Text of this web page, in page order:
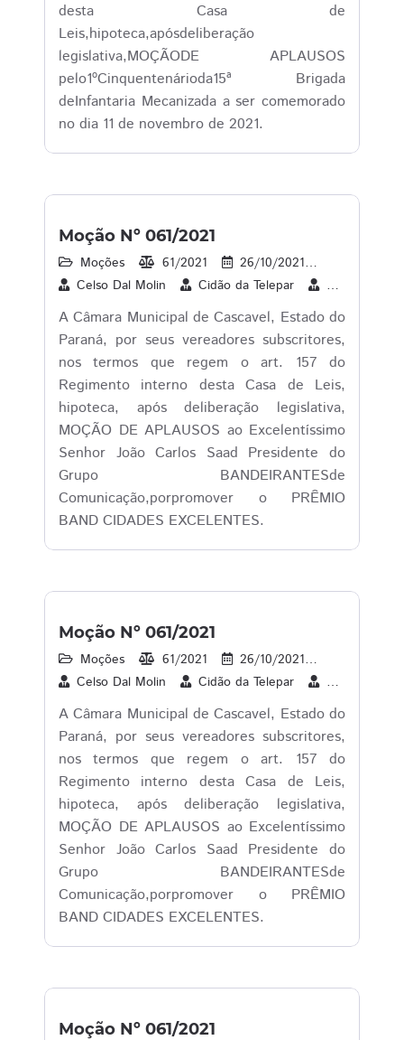
desta Casa de
Leis,hipoteca,apósdeliberação
legislativa,MOÇÃODE APLAUSOS
pelo1ºCinquentenárioda15ª Brigada
deInfantaria Mecanizada a ser comemorado
no dia 11 de novembro de 2021.
Moção Nº 061/2021
Moções 61/2021 26/10/2021
Celso Dal Molin
Cidão da Telepar Cleverson
A Câmara Municipal de Cascavel, Estado do
Paraná, por seus vereadores subscritores,
nos termos que regem o art. 157 do
Regimento interno desta Casa de Leis,
hipoteca, após deliberação legislativa,
MOÇÃO DE APLAUSOS ao Excelentíssimo
Senhor João Carlos Saad Presidente do
Grupo BANDEIRANTESde
Comunicação,porpromover o PRÊMIO
BAND CIDADES EXCELENTES.
Moção Nº 061/2021
Moções 61/2021 26/10/2021
Celso Dal Molin
Cidão da Telepar Cleverson
A Câmara Municipal de Cascavel, Estado do
Paraná, por seus vereadores subscritores,
nos termos que regem o art. 157 do
Regimento interno desta Casa de Leis,
hipoteca, após deliberação legislativa,
MOÇÃO DE APLAUSOS ao Excelentíssimo
Senhor João Carlos Saad Presidente do
Grupo BANDEIRANTESde
Comunicação,porpromover o PRÊMIO
BAND CIDADES EXCELENTES.
Moção Nº 061/2021